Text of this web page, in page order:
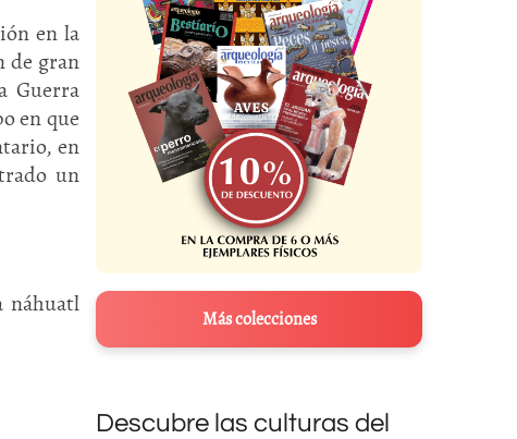
en la
de gran
Guerra
en que
en
un
náhuatl
Más colecciones
Descubre las culturas del